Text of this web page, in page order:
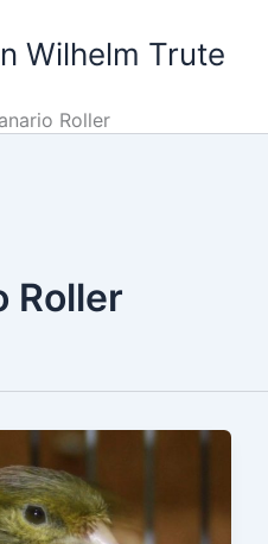
Wilhelm Trute
Roller
Roller